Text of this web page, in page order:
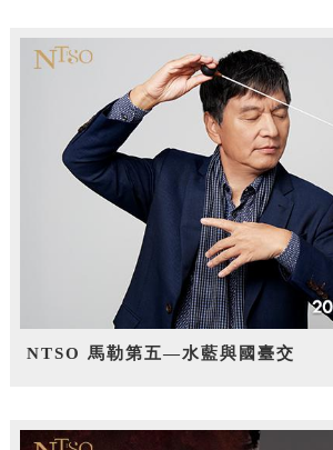
NTSO 馬勒第五—水藍與國臺交